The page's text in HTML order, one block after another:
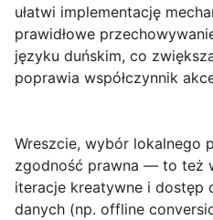
ułatwi implementację
prawidłowe
języku duńskim, co
poprawia współczynnik
Wreszcie, wybór lokalnego
zgodność prawna — to też
iteracje kreatywne i dostęp
danych (np. offline